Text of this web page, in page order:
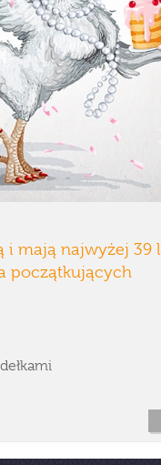
i mają najwyżej 39
początkujących